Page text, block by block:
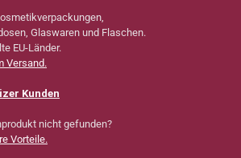
Glaswaren und Flaschen.
EU-Länder.
Versand.
Kunden
nicht gefunden?
Vorteile.